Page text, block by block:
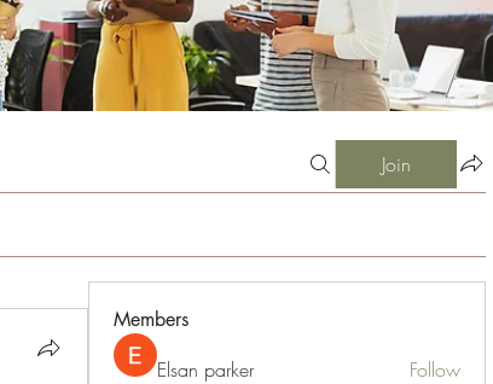
Join
Members
Elsan parker Follow